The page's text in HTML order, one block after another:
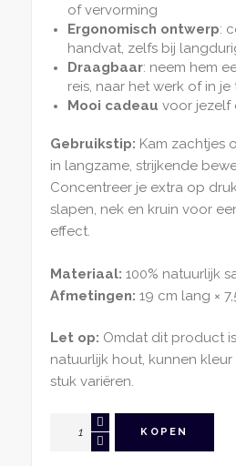
of vervorming
Ergonomisch ontwerp:
handvat, zelfs bij
Draagbaar: neem hem
reis, naar het werk of in je
Mooi cadeau voor jezelf
Gebruikstip: Kam zachtjes
in langzame, strijkende
Concentreer je extra op
slapen, nek en kruin voor
effect.
Materiaal: 100% natuurlijk
Afmetingen: 19 cm lang ×
Let op: Omdat dit product
natuurlijk hout, kunnen
stuk variëren.
Acupressuur
Massagekam
KOPEN